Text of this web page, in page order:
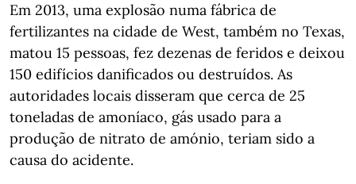
Em 2013, uma explosão numa fábrica de
fertilizantes na cidade de West, também no Texas,
matou 15 pessoas, fez dezenas de feridos e deixou
150 edifícios danificados ou destruídos. As
autoridades locais disseram que cerca de 25
toneladas de amoníaco, gás usado para a
produção de nitrato de amónio, teriam sido a
causa do acidente.